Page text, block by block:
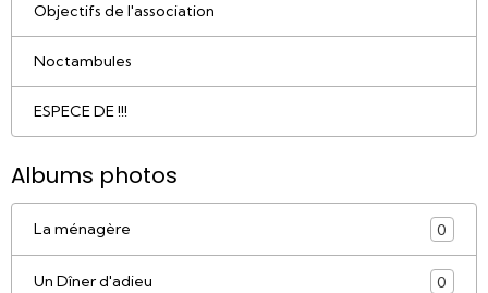
Objectifs de l'association
Noctambules
ESPECE DE !!!
Albums photos
La ménagère 0
Un Dîner d'adieu 0